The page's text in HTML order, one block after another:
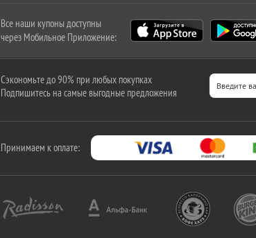
Все наши купоны доступны
через Мобильное Приложение:
Сэкономьте до 90% при любых покупках
Подпишитесь на самые выгодные предложения
Принимаем к оплате: